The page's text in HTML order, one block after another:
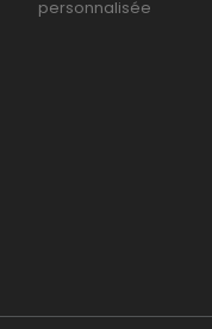
personnalisée